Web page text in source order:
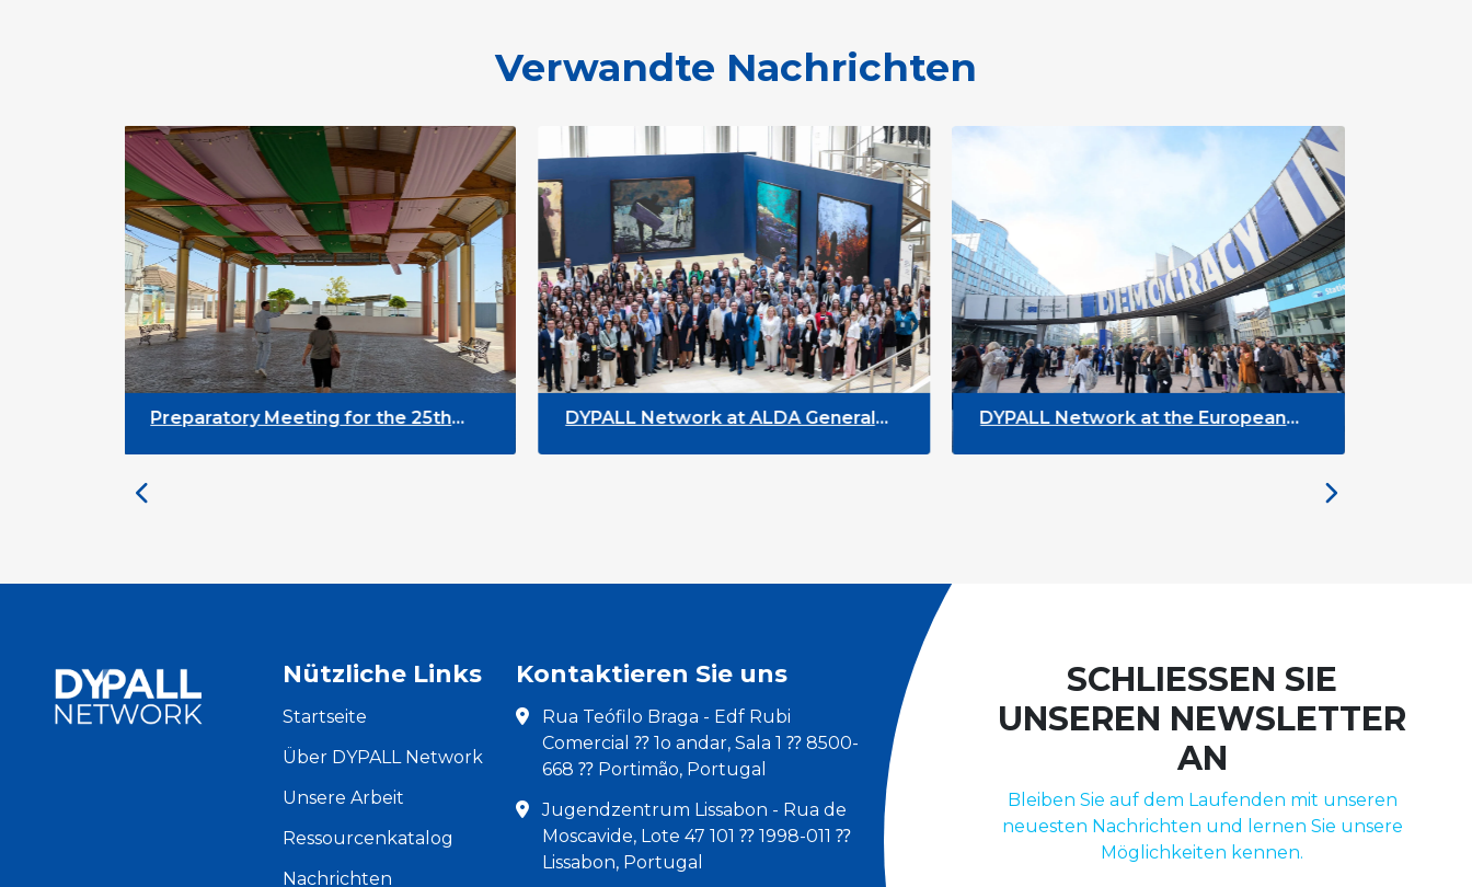
Verwandte Nachrichten
Meeting for the 25th
DYPALL Network at ALDA General
DYPALL Network at the European
The Future of ENLYC:
Nützliche Links
Startseite
Über DYPALL Network
Unsere Arbeit
Ressourcenkatalog
Nachrichten
Kontaktieren Sie uns
Rua Teófilo Braga - Edf Rubi
Comercial ⁇ 1o andar, Sala 1 ⁇ 8500-
668 ⁇ Portimão, Portugal
Jugendzentrum Lissabon - Rua de
Moscavide, Lote 47 101 ⁇ 1998-011 ⁇
Lissabon, Portugal
SCHLIESSEN SIE
UNSEREN NEWSLETTER
AN
Bleiben Sie auf dem Laufenden mit unseren
neuesten Nachrichten und lernen Sie unsere
Möglichkeiten kennen.